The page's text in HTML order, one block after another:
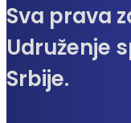
Sva prava
Udruženje
Srbije.